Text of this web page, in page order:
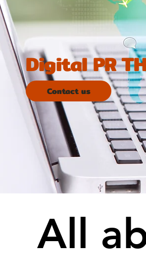
Digital PR
Contact us
All